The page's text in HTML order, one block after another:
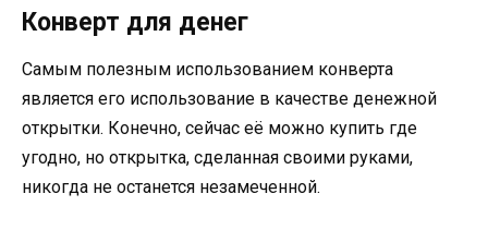
Конверт для денег
Самым полезным использованием конверта
является его использование в качестве денежной
открытки. Конечно, сейчас её можно купить где
угодно, но открытка, сделанная своими руками,
никогда не останется незамеченной.